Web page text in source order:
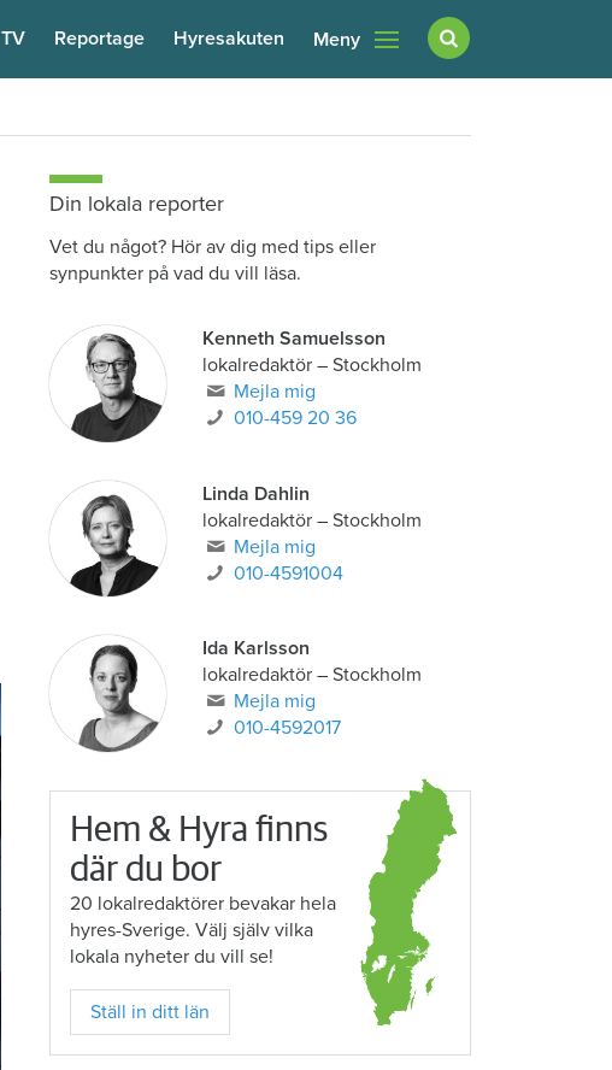
TV Reportage Hyresakuten Meny
Din lokala reporter
Vet du något? Hör av dig med tips eller
synpunkter på vad du vill läsa.
Kenneth Samuelsson
lokalredaktör– Stockholm
Mejla mig
010-459 20 36
Linda Dahlin
lokalredaktör– Stockholm
Mejla mig
010-4591004
Ida Karlsson
lokalredaktör – Stockholm
Mejla mig
010-4592017
Hem & Hyra finns
där du bor
20 lokalredaktörer bevakar hela
hyres-Sverige. Välj själv vilka
lokala nyheter du vill se!
Ställ in ditt län